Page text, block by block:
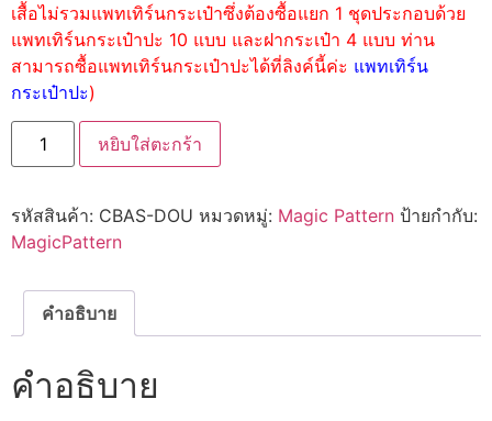
เสื้อไม่รวมแพทเทิร์นกระเป๋าซึ่งต้องซื้อแยก 1 ชุดประกอบด้วย
แพทเทิร์นกระเป๋าปะ 10 แบบ และฝากระเป๋า 4 แบบ ท่าน
สามารถซื้อแพทเทิร์นกระเป๋าปะได้ที่ลิงค์นี้ค่ะ แพทเทิร์น
กระเป๋าปะ)
หยิบใส่ตะกร้า
รหัสสินค้า: CBAS-DOU หมวดหมู่: Magic Pattern ป้ายกำกับ:
MagicPattern
คำอธิบาย
คำอธิบาย